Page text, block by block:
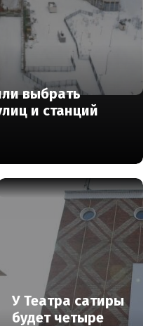
выбрать
и станций
У Театра сатиры
будет четыре